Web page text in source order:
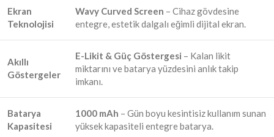
Ekran
Teknolojisi
Wavy Curved Screen – Cihaz gövdesine
entegre, estetik dalgalı eğimli dijital ekran.
Akıllı
Göstergeler
E-Likit & Güç Göstergesi – Kalan likit
miktarını ve batarya yüzdesini anlık takip
imkanı.
Batarya
Kapasitesi
1000 mAh – Gün boyu kesintisiz kullanım sunan
yüksek kapasiteli entegre batarya.